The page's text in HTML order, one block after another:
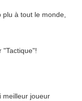
à tout le monde,
"Tactique"!
meilleur joueur